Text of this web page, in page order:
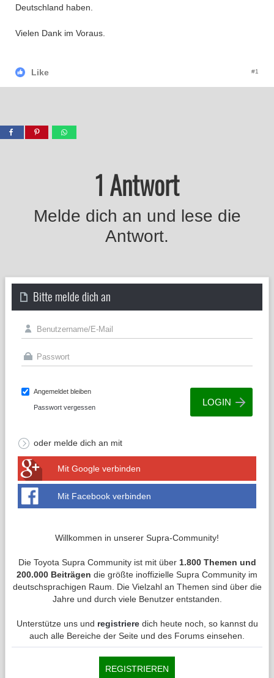
Deutschland haben.
Vielen Dank im Voraus.
Like #1
1 Antwort
Melde dich an und lese die
Antwort.
Bitte melde dich an
Angemeldet bleiben
Passwort vergessen
oder melde dich an mit
Mit Google verbinden
Mit Facebook verbinden
Willkommen in unserer Supra-Community!
Die Toyota Supra Community ist mit über 1.800 Themen und
200.000 Beiträgen die größte inoffizielle Supra Community im
deutschsprachigen Raum. Die Vielzahl an Themen sind über die
Jahre und durch viele Benutzer entstanden.
Unterstütze uns und registrieredich heute noch, so kannst du
auch alle Bereiche der Seite und des Forums einsehen.
REGISTRIEREN